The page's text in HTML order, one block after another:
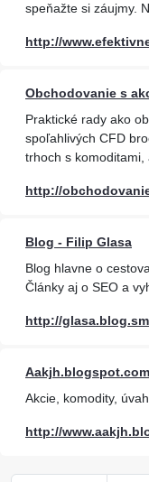
speňažte si záujmy.
http://
Obchodovanie s
Praktické rady ako
spoľahlivých CFD
trhoch s komoditami,
http://
Blog - Filip Glasa
Blog hlavne o
Články aj o SEO a
http://
Akcie, komodity,
http://